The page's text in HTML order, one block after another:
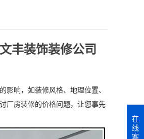
丰装饰装修公司
响，如装修风格、地理位置、
厂房装修的价格问题，让您事先
在
线
客